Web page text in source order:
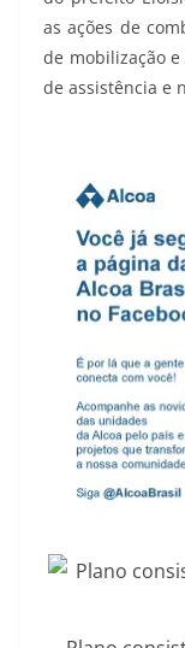
as ações de
de mobilização
de assistência e